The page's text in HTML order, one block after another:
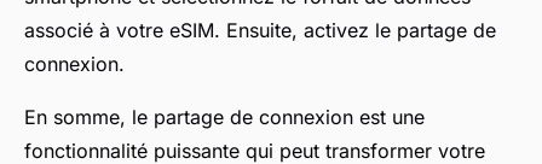
associé à votre eSIM. Ensuite, activez le partage de
connexion.
En somme, le partage de connexion est une
fonctionnalité puissante qui peut transformer votre